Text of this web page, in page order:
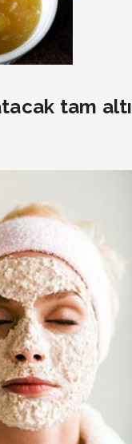
tam altı